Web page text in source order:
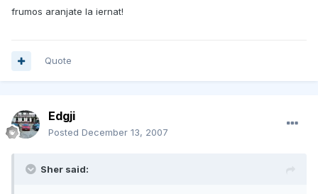
frumos aranjate la iernat!
Quote
Edgji
Posted December 13, 2007
Sher said: